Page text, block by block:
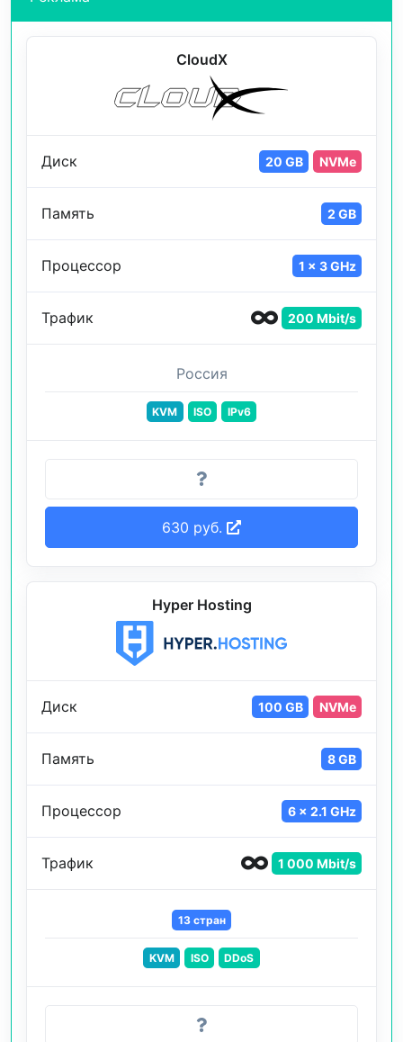
CloudX
Диск 20 GB NVMe
Память 2 GB
Процессор 1 x 3 GHz
Трафик 200 Mbit/s
Россия
KVM ISO IPv6
630 руб.
Hyper Hosting
Диск 100 GB NVMe
Память 8 GB
Процессор 6 x 2.1 GHz
Трафик 1 000 Mbit/s
13 стран
KVM ISO DDoS